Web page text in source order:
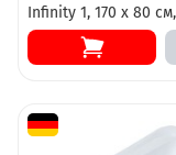
Infinity 1, 170 х 80
перелив в
белая, 2.21001.20